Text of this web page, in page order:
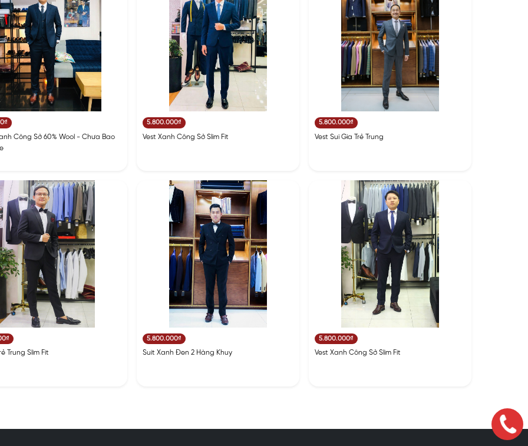
Công Sở 60% Wool - Chưa Bao
5.800.000₫
Vest Xanh Công Sở Slim Fit
5.800.000₫
Vest Sui Gia Trẻ Trung
Trung Slim Fit
5.800.000₫
Suit Xanh Đen 2 Hàng Khuy
5.800.000₫
Vest Xanh Công Sở Slim Fit